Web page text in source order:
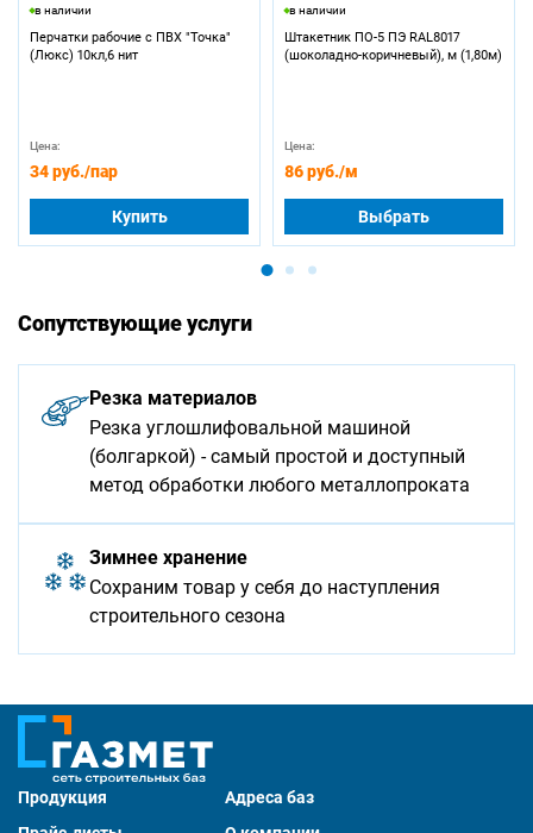
в наличии
Перчатки рабочие с ПВХ "Точка"
(Люкс) 10кл,6 нит
Цена:
34 руб./пар
Купить
в наличии
Штакетник ПО-5 ПЭ RAL8017
(шоколадно-коричневый), м (1,80м)
Цена:
86 руб./м
Выбрать
Сопутствующие услуги
Резка материалов
Резка углошлифовальной машиной
(болгаркой) - самый простой и доступный
метод обработки любого металлопроката
Зимнее хранение
Сохраним товар у себя до наступления
строительного сезона
Продукция
Адреса баз